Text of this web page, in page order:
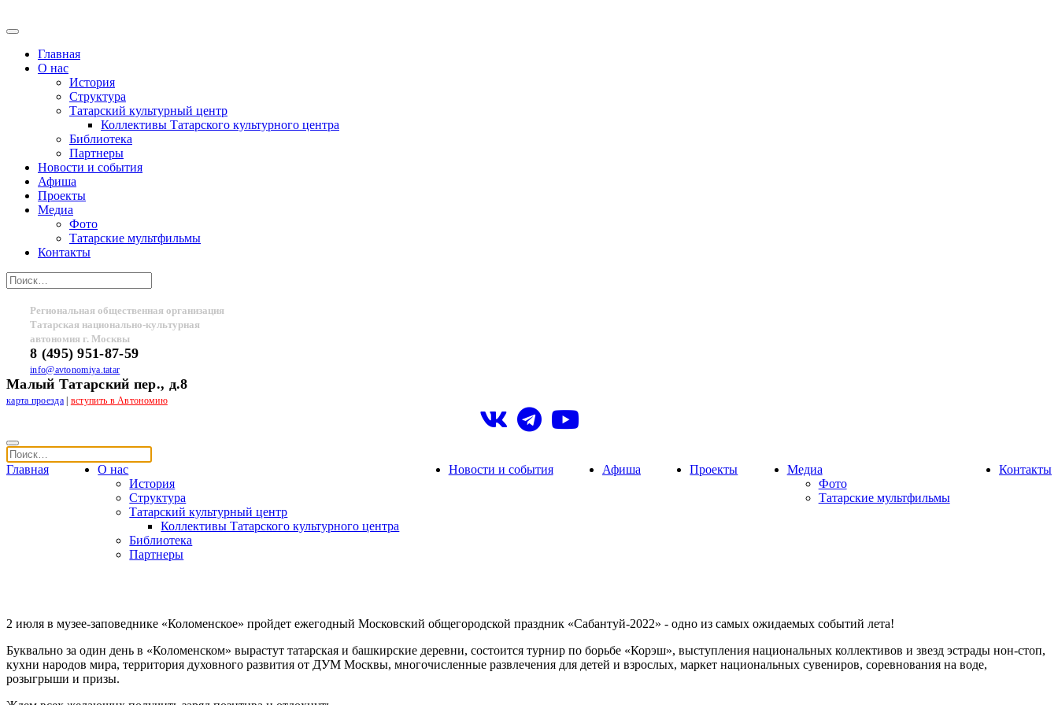
Главная
О нас
История
Структура
Татарский культурный центр
Коллективы Татарского культурного центра
Библиотека
Партнеры
Новости и события
Афиша
Проекты
Медиа
Фото
Татарские мультфильмы
Контакты
Региональная общественная организация
Татарская национально-культурная
автономия г. Москвы
8 (495) 951-87-59
info@avtonomiya.tatar
Малый Татарский пер., д.8
карта проезда| вступить в Автономию
Главная
О нас
История
Структура
Татарский культурный центр
Коллективы Татарского культурного центра
Библиотека
Партнеры
Новости и события Афиша Проекты
Медиа
Фото
Татарские мультфильмы
Контакты
2 июля в музее-заповеднике «Коломенское» пройдет ежегодный Московский общегородской праздник «Сабантуй-2022» - одно из самых ожидаемых событий лета!
Буквально за один день в «Коломенском» вырастут татарская и башкирские деревни, состоится турнир по борьбе «Корэш», выступления национальных коллективов и звезд эстрады нон-стоп,
кухни народов мира, территория духовного развития от ДУМ Москвы, многочисленные развлечения для детей и взрослых, маркет национальных сувениров, соревнования на воде,
розыгрыши и призы.